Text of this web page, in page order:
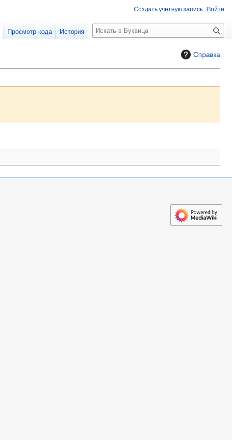
Справка
Создать учётную запись Войти
Просмотр кода История
П
о
к